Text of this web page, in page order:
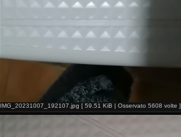
IMG_20231007_192107.jpg [ 59.51 KiB | Osservato 5608 volte ]